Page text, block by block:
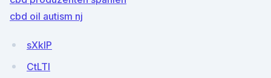
cbd oil autism nj
sXkIP
CtLTl